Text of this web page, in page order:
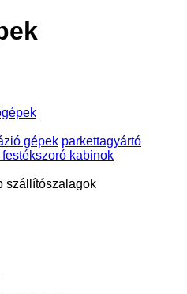
gépek parkettagyártó
kabinok
szállítószalagok